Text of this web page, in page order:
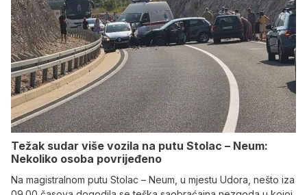
Težak sudar više vozila na putu Stolac – Neum:
Nekoliko osoba povrijeđeno
Na magistralnom putu Stolac – Neum, u mjestu Udora, nešto iza